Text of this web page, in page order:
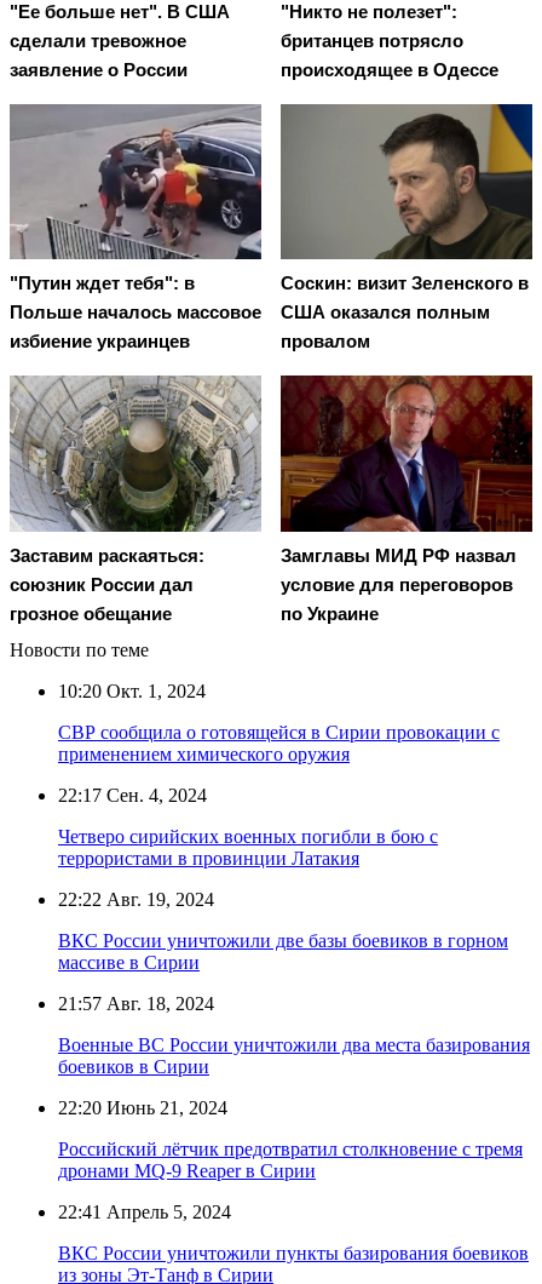
"Ее больше нет". В США
сделали тревожное
заявление о России
"Никто не полезет":
британцев потрясло
происходящее в Одессе
"Путин ждет тебя": в
Польше началось массовое
избиение украинцев
Соскин: визит Зеленского в
США оказался полным
провалом
Заставим раскаяться:
союзник России дал
грозное обещание
Замглавы МИД РФ назвал
условие для переговоров
по Украине
Новости по теме
10:20 Окт. 1, 2024
СВР сообщила о готовящейся в Сирии провокации с
применением химического оружия
22:17 Сен. 4, 2024
Четверо сирийских военных погибли в бою с
террористами в провинции Латакия
22:22 Авг. 19, 2024
ВКС России уничтожили две базы боевиков в горном
массиве в Сирии
21:57 Авг. 18, 2024
Военные ВС России уничтожили два места базирования
боевиков в Сирии
22:20 Июнь 21, 2024
Российский лётчик предотвратил столкновение с тремя
дронами MQ-9 Reaper в Сирии
22:41 Апрель 5, 2024
ВКС России уничтожили пункты базирования боевиков
из зоны Эт-Танф в Сирии